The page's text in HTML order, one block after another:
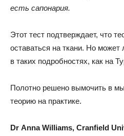
есть сапонария.
Этот тест подтверждает, что
оставаться на ткани. Но может
в таких подробностях, как на
Полотно решено вымочить в
теорию на практике.
Dr Anna Williams, Cranfield